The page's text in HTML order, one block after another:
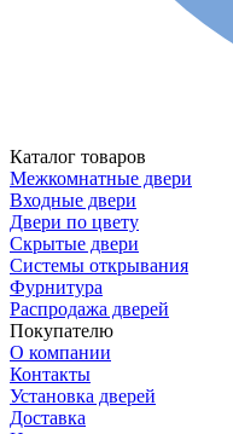
Каталог товаров
Межкомнатные двери
Входные двери
Двери по цвету
Скрытые двери
Системы открывания
Фурнитура
Распродажа дверей
Покупателю
О компании
Контакты
Установка дверей
Доставка